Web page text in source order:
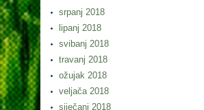
srpanj 2018
lipanj 2018
svibanj 2018
travanj 2018
ožujak 2018
veljača 2018
siječanj 2018